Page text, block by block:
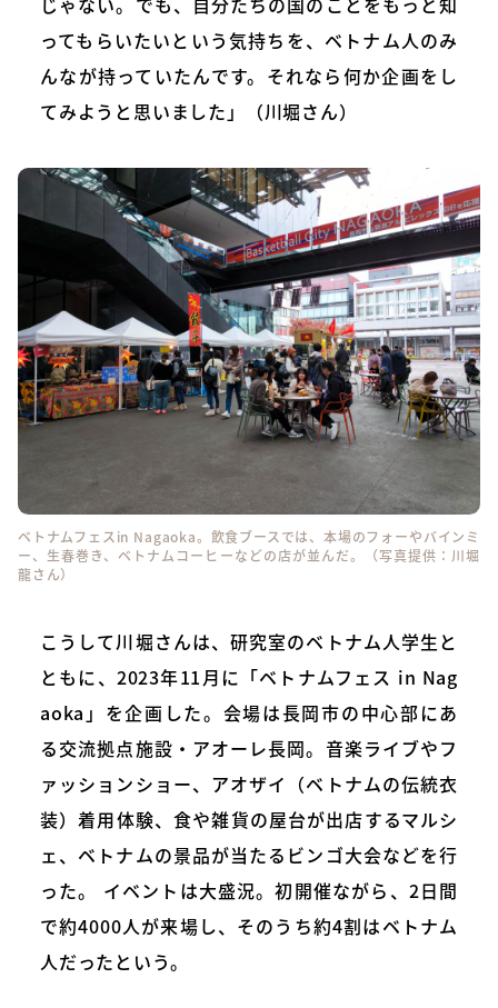
ってもらいたいという気持ちを、ベトナム人のみ
んなが持っていたんです。それなら何か企画をし
てみようと思いました」（川堀さん）
ベトナムフェスin Nagaoka。飲食ブースでは、本場のフォーやバインミ
ー、生春巻き、ベトナムコーヒーなどの店が並んだ。（写真提供：川堀
龍さん）
こうして川堀さんは、研究室のベトナム人学生と
ともに、2023年11月に「ベトナムフェス in Nag
aoka」を企画した。会場は長岡市の中心部にあ
る交流拠点施設・アオーレ長岡。音楽ライブやフ
ァッションショー、アオザイ（ベトナムの伝統衣
装）着用体験、食や雑貨の屋台が出店するマルシ
ェ、ベトナムの景品が当たるビンゴ大会などを行
った。 イベントは大盛況。初開催ながら、2日間
で約4000人が来場し、そのうち約4割はベトナム
人だったという。